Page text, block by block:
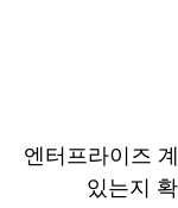
엔터프라이즈
있는지